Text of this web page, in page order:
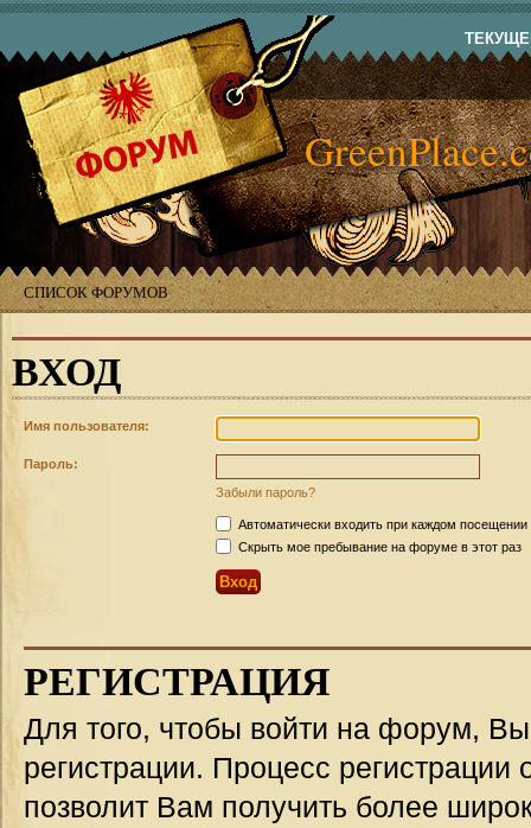
СПИСОК ФОРУМОВ
ВХОД
Имя пользователя:
Пароль:
Забыли пароль?
Автоматически входить при каждом посещении
Скрыть мое пребывание на форуме в этот раз
РЕГИСТРАЦИЯ
Для того, чтобы войти на форум,
регистрации. Процесс регистрации
позволит Вам получить более